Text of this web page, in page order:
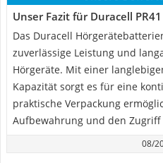
Unser Fazit für Duracell
Das Duracell
zuverlässige Leistung und
Hörgeräte. Mit einer
Kapazität sorgt es für eine
praktische Verpackung
Aufbewahrung und den
08/